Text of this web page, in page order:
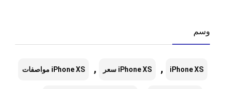
وسم
iPhone XS
, iPhone XS سعر , iPhone XS مواصفات